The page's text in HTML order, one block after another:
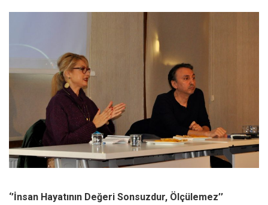
‘’İnsan Hayatının Değeri Sonsuzdur, Ölçülemez’’